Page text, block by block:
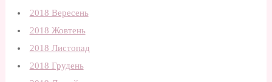
2018 Вересень
2018 Жовтень
2018 Листопад
2018 Грудень